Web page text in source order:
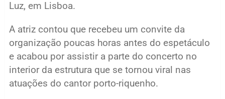
Luz, em Lisboa.
A atriz contou que recebeu um convite da
organização poucas horas antes do espetáculo
e acabou por assistir a parte do concerto no
interior da estrutura que se tornou viral nas
atuações do cantor porto-riquenho.